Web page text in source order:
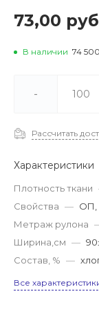
73,00
В наличии 74 500
-
Рассчитать
Характеристики
Плотность ткани
Свойства — ОП,
Метраж рулона
Ширина,см —
Состав, % —
Все